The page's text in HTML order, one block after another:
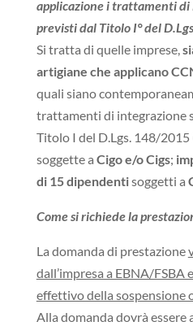
applicazione i trattamenti di
previsti dal Titolo I° del
Si tratta di quelle imprese,
artigiane che applicano
quali siano
trattamenti di integrazione
Titolo I del D.Lgs. 148/2015
soggette a Cigo e/o Cigs;
di 15 dipendentisoggetti a
Come si richiede la
La domanda di prestazione
dall’impresa a EBNA/FSBA
effettivo della sospensione
Alla domanda dovrà essere